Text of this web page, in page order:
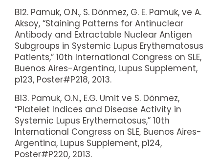
B12. Pamuk, O.N., S. Dönmez, G. E. Pamuk, ve A.
Aksoy, “Staining Patterns for Antinuclear
Antibody and Extractable Nuclear Antigen
Subgroups in Systemic Lupus Erythematosus
Patients,” 10th International Congress on SLE,
Buenos Aires-Argentina, Lupus Supplement,
p123, Poster#P218, 2013.
B13. Pamuk, O.N., E.G. Umit ve S. Dönmez,
“Platelet Indices and Disease Activity in
Systemic Lupus Erythematosus,” 10th
International Congress on SLE, Buenos Aires-
Argentina, Lupus Supplement, p124,
Poster#P220, 2013.